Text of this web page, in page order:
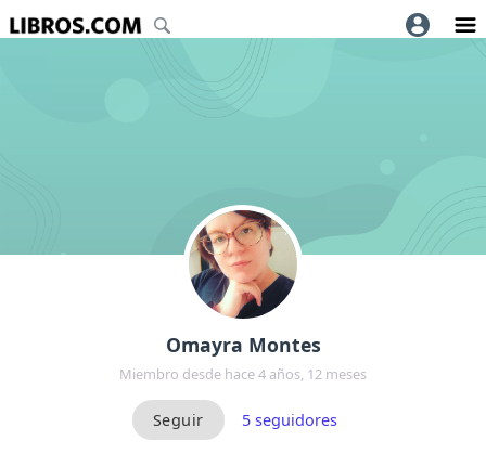
Omayra Montes
Miembro desde hace 4 años, 12 meses
5seguidores